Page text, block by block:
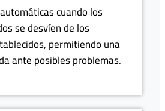
cuando los
se desvíen de los
permitiendo una
ante posibles problemas.